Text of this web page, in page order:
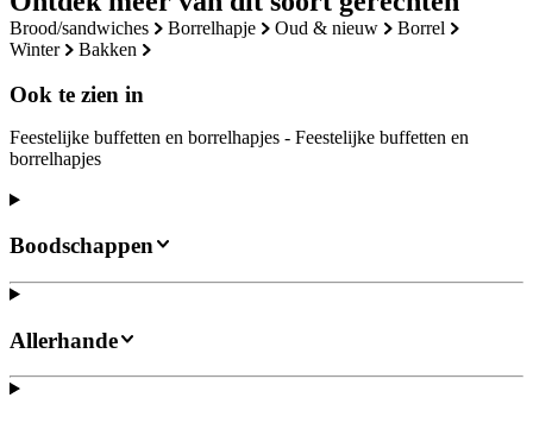
brood/sandwiches borrelhapje oud & nieuw
borrel
winter
bakken
Ook te zien in
Feestelijke buffetten en borrelhapjes - Feestelijke buffetten en
borrelhapjes
Boodschappen
Allerhande